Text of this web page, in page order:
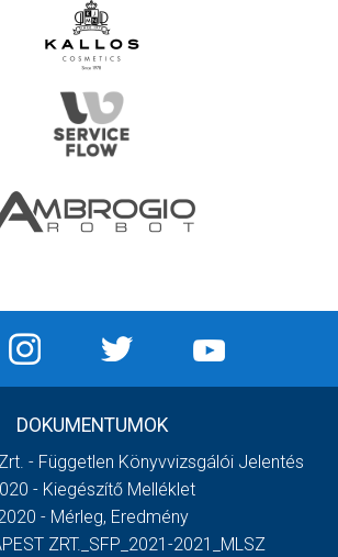
DOKUMENTUMOK
- Független Könyvvizsgálói Jelentés
- Kiegészítő Melléklet
- Mérleg, Eredmény
ZRT._SFP_2021-2021_MLSZ